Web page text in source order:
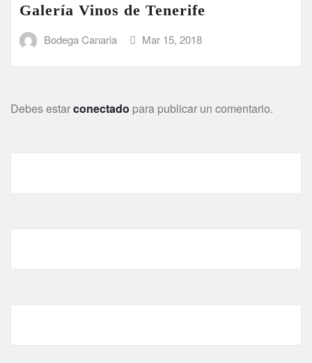
Galería Vinos de Tenerife
Bodega Canaria Mar 15, 2018
Debes estarconectado para publicar un comentario.